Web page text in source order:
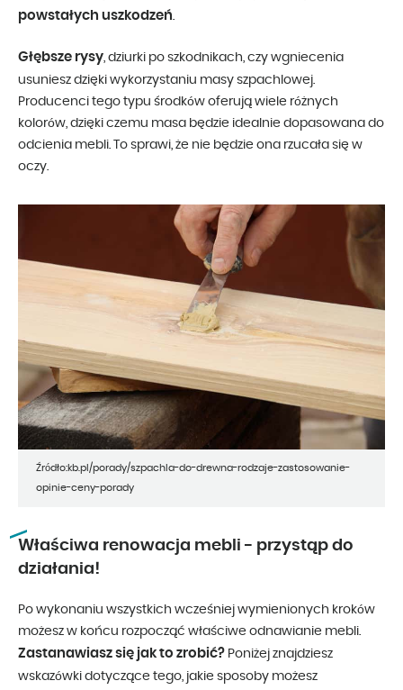
powstałych uszkodzeń.
Głębsze rysy, dziurki po szkodnikach, czy wgniecenia
usuniesz dzięki wykorzystaniu masy szpachlowej.
Producenci tego typu środków oferują wiele różnych
kolorów, dzięki czemu masa będzie idealnie dopasowana do
odcienia mebli. To sprawi, że nie będzie ona rzucała się w
oczy.
Źródło:kb.pl/porady/szpachla-do-drewna-rodzaje-zastosowanie-
opinie-ceny-porady
Właściwa renowacja mebli - przystąp do
działania!
Po wykonaniu wszystkich wcześniej wymienionych kroków
możesz w końcu rozpocząć właściwe odnawianie mebli.
Zastanawiasz się jak to zrobić? Poniżej znajdziesz
wskazówki dotyczące tego, jakie sposoby możesz